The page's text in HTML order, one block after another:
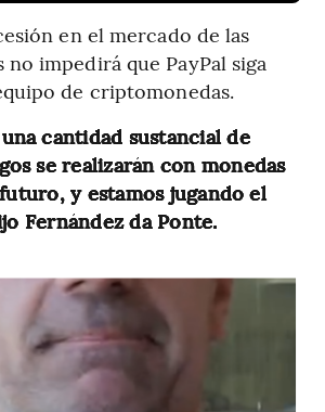
en el mercado de las
impedirá que PayPal siga
de criptomonedas.
cantidad sustancial de
se realizarán con monedas
y estamos jugando el
Fernández da Ponte.